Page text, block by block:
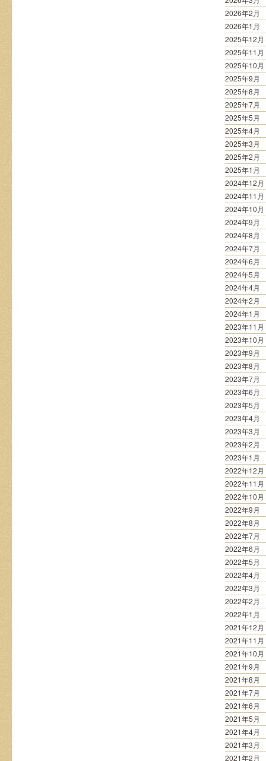
2026年2月
2026年1月
2025年12月
2025年11月
2025年10月
2025年9月
2025年8月
2025年7月
2025年5月
2025年4月
2025年3月
2025年2月
2025年1月
2024年12月
2024年11月
2024年10月
2024年9月
2024年8月
2024年7月
2024年6月
2024年5月
2024年4月
2024年2月
2024年1月
2023年11月
2023年10月
2023年9月
2023年8月
2023年7月
2023年6月
2023年5月
2023年4月
2023年3月
2023年2月
2023年1月
2022年12月
2022年11月
2022年10月
2022年9月
2022年8月
2022年7月
2022年6月
2022年5月
2022年4月
2022年3月
2022年2月
2022年1月
2021年12月
2021年11月
2021年10月
2021年9月
2021年8月
2021年7月
2021年6月
2021年5月
2021年4月
2021年3月
2021年2月